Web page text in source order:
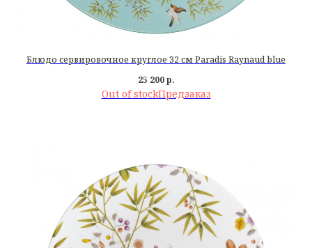
Блюдо сервировочное круглое 32 см Paradis Raynaud blue
25 200 р.
Out of stock